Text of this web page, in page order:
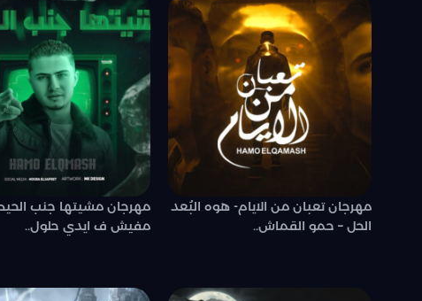
مهرجان تعبان من الايام- هوه البُعد
الحل – حمو القماش..
مهرجان مشيتها جنب
مفيش ف ايدي حلول..